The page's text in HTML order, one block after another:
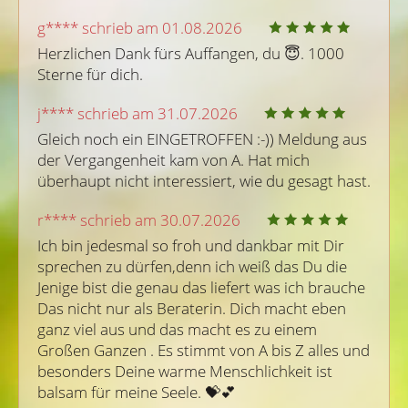
g**** schrieb am 01.08.2026
Herzlichen Dank fürs Auffangen, du 😇. 1000
Sterne für dich.
j**** schrieb am 31.07.2026
Gleich noch ein EINGETROFFEN :-)) Meldung aus
der Vergangenheit kam von A. Hat mich
überhaupt nicht interessiert, wie du gesagt hast.
r**** schrieb am 30.07.2026
Ich bin jedesmal so froh und dankbar mit Dir
sprechen zu dürfen,denn ich weiß das Du die
Jenige bist die genau das liefert was ich brauche
Das nicht nur als Beraterin. Dich macht eben
ganz viel aus und das macht es zu einem
Großen Ganzen . Es stimmt von A bis Z alles und
besonders Deine warme Menschlichkeit ist
balsam für meine Seele. 💝💕